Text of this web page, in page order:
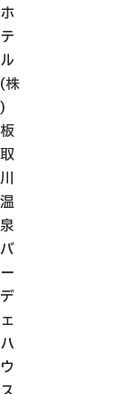
ホ
テ
ル
(株
)
板
取
川
温
泉
バ
ー
デ
ェ
ハ
ウ